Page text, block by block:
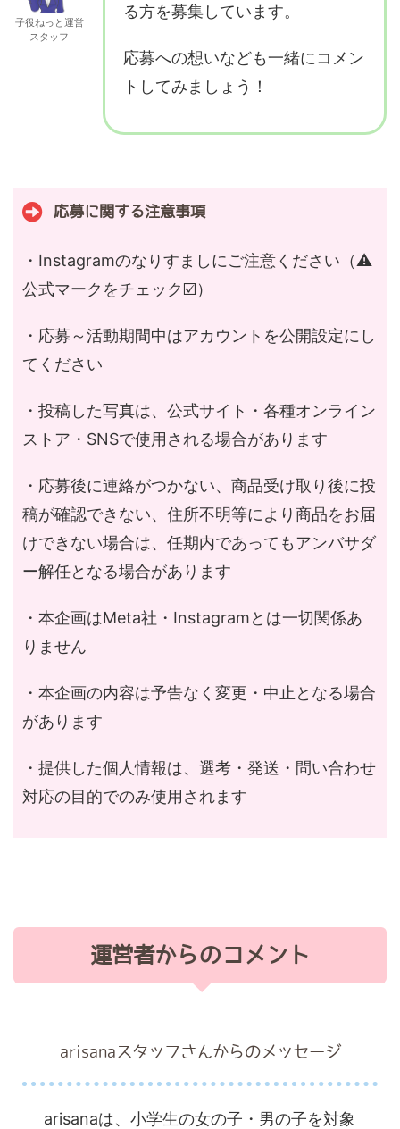
子役ねっと運営
スタッフ
る方を募集しています。
応募への想いなども一緒にコメン
トしてみましょう！
応募に関する注意事項
・Instagramのなりすましにご注意ください（⚠️
公式マークをチェック☑️）
・応募～活動期間中はアカウントを公開設定にし
てください
・投稿した写真は、公式サイト・各種オンライン
ストア・SNSで使用される場合があります
・応募後に連絡がつかない、商品受け取り後に投
稿が確認できない、住所不明等により商品をお届
けできない場合は、任期内であってもアンバサダ
ー解任となる場合があります
・本企画はMeta社・Instagramとは一切関係あ
りません
・本企画の内容は予告なく変更・中止となる場合
があります
・提供した個人情報は、選考・発送・問い合わせ
対応の目的でのみ使用されます
運営者からのコメント
arisanaスタッフさんからのメッセージ
arisanaは、小学生の女の子・男の子を対象